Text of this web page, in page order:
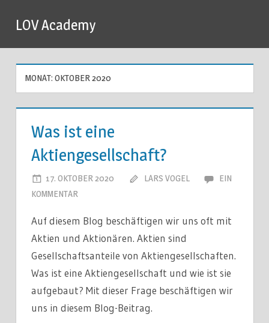
InhaltLOV Academy
MONAT: OKTOBER 2020
Was ist eine
Aktiengesellschaft?
17. OKTOBER 2020 LARS VOGEL
EIN
KOMMENTAR
Auf diesem Blog beschäftigen wir uns oft mit
Aktien und Aktionären. Aktien sind
Gesellschaftsanteile von Aktiengesellschaften.
Was ist eine Aktiengesellschaft und wie ist sie
aufgebaut? Mit dieser Frage beschäftigen wir
uns in diesem Blog-Beitrag.